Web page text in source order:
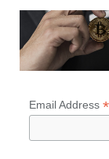
Email Address *